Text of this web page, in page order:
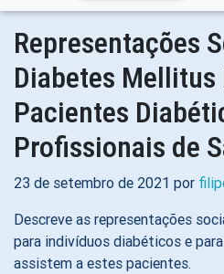
Representações
Diabetes Mellitus
Pacientes
Profissionais de
23 de setembro de 2021 por
Descreve as representações
para indivíduos diabéticos e
assistem a estes pacientes.